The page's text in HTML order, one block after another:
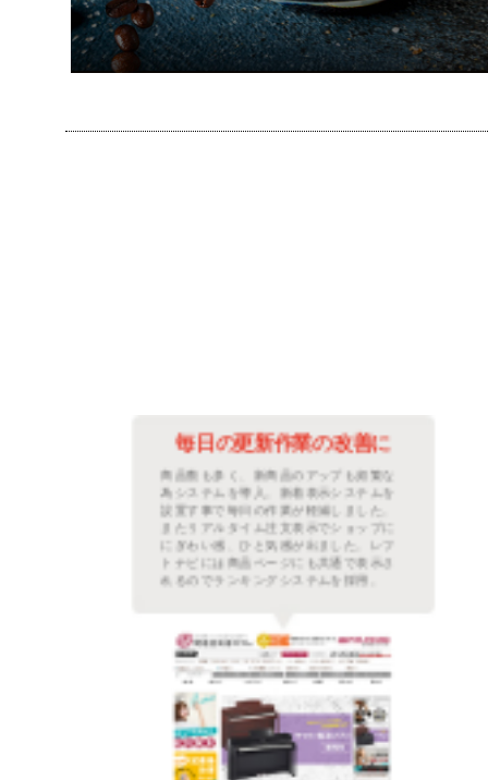
毎日のランキング更新改善
毎日売れた商品数を数えランキングを更
新していましたが、その作業が無くなり
他の時間に使うことができとても重宝し
ています。また、土日祝日などは更新が
できなかったので手動の時よりもお客さ
んには新鮮な情報を常に伝えられるショ
ップになりました。